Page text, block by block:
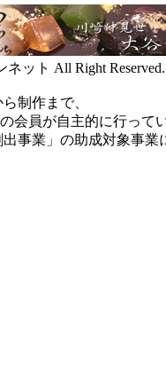
ネット All Right Reserved.
制作まで、
会員が自主的に行って
事業」の助成対象事業